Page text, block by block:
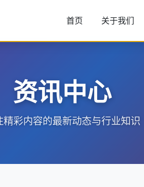
首页 关于我们
资讯中心
精彩内容的最新动态与行业知识